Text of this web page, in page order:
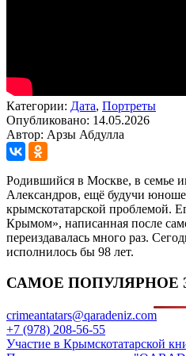
Категории: Дата, Портреты
Опубликовано: 14.05.2026
Автор: Арзы Абдулла
Родившийся в Москве, в семье
Александров, ещё будучи
крымскотатарской проблемой.
Крымом», написанная после
переиздавалась много раз.
исполнилось бы 98 лет.
САМОЕ ПОПУЛЯРНОЕ
crimeantatars@qaradeniz.com
+7 (978) 208-56-55
Участие в Крымскотатарской